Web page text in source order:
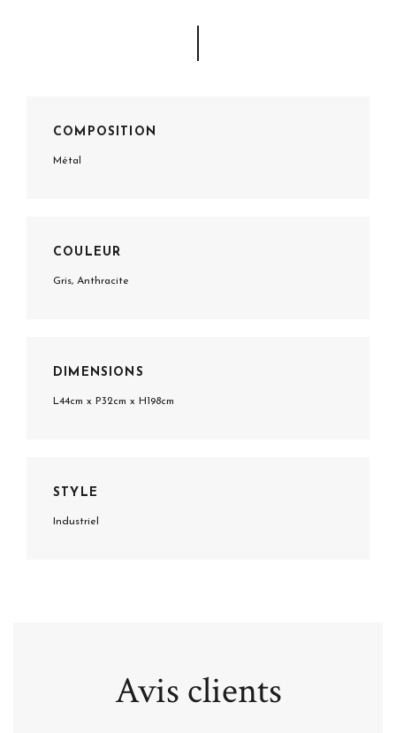
COMPOSITION
Métal
COULEUR
Gris, Anthracite
DIMENSIONS
L44cm x P32cm x H198cm
STYLE
Industriel
Avis clients